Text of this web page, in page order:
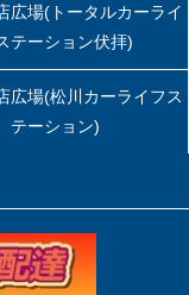
広場(トータルカーライ
テーション伏拝)
広場(松川カーライフス
テーション)